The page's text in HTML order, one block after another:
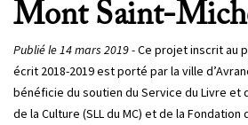
Mont Saint-
Publié le 14 mars 2019 -Ce projet inscrit au
écrit 2018-2019 est porté par la ville
bénéficie du soutien du Service du Livre et
de la Culture (SLL du MC) et de la Fondation